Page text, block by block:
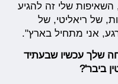
שלי זה להגיע
של ריאליטי, של
אני מתחיל בארץ".
שלך עכשיו שבעתיד
ביבר'?